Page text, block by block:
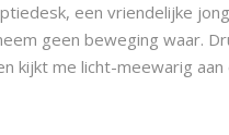
een vriendelijke
geen beweging waar.
kijkt me licht-meewarig